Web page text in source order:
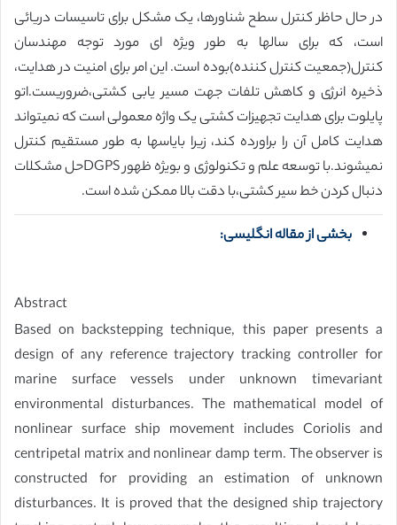
در حال حاظر کنترل سطح شناورها، یک مشکل برای تاسیسات دریائی
است، که برای سالها به طور ویژه ای مورد توجه مهندسان
کنترل(جمعیت کنترل کننده)بوده است. این امر برای امنیت در هدایت،
ذخیره انرژی و کاهش تلفات جهت مسیر یابی کشتی،ضروریست.اتو
پایلوت برای هدایت تجهیزات کشتی یک واژه معمولی است که نمیتواند
هدایت کامل آن را براورده کند، زیرا بایاسها به طور مستقیم کنترل
نمیشوند.با توسعه علم و تکنولوژی و بویژه ظهور DGPSحل مشکلات
دنبال کردن خط سیر کشتی،با دقت بالا ممکن شده است.
بخشی از مقاله انگلیسی:
Abstract
Based on backstepping technique, this paper presents a
design of any reference trajectory tracking controller for
marine surface vessels under unknown timevariant
environmental disturbances. The mathematical model of
nonlinear surface ship movement includes Coriolis and
centripetal matrix and nonlinear damp term. The observer is
constructed for providing an estimation of unknown
disturbances. It is proved that the designed ship trajectory